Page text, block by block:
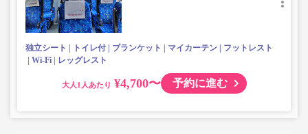
独立シート トイレ付 ブランケット マイカーテン
フットレスト
Wi-Fi
レッグレスト
大人 ¥4,700〜 予約に進む